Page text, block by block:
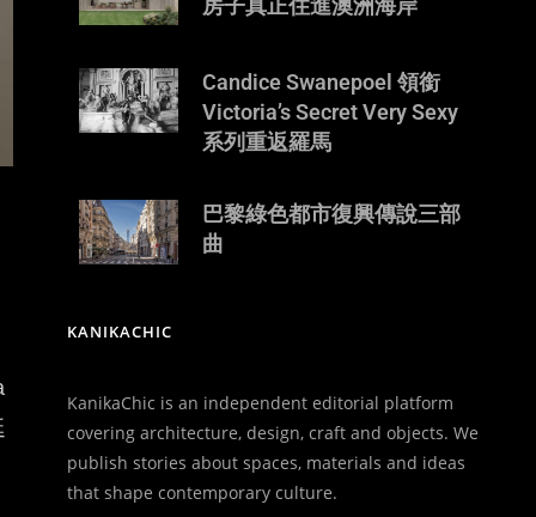
房子真正住進澳洲海岸
Candice Swanepoel 領銜
Victoria’s Secret Very Sexy
系列重返羅馬
巴黎綠色都市復興傳說三部
曲
KANIKACHIC
KanikaChic is an independent editorial platform
covering architecture, design, craft and objects. We
publish stories about spaces, materials and ideas
that shape contemporary culture.